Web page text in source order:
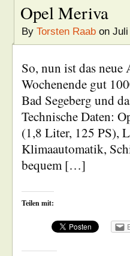
Opel Meriva
By Torsten Raab on Juli
So, nun ist das
Wochenende gut
Bad Segeberg und
Technische Daten:
(1,8 Liter, 125 PS),
Klimaautomatik,
bequem […]
Teilen mit: